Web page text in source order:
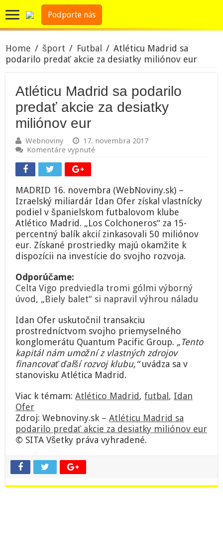
Podporte nás
Home / šport / Futbal / Atléticu Madrid sa
podarilo predať akcie za desiatky miliónov eur
Atléticu Madrid sa podarilo
predať akcie za desiatky
miliónov eur
Webnoviny
17. novembra 2017
Komentáre vypnuté
podarilo
predať
akcie
za
desiatky
miliónov
eur
MADRID 16. novembra (WebNoviny.sk) –
Izraelský miliardár Idan Ofer získal vlastnícky
podiel v španielskom futbalovom klube
Atlético Madrid. „Los Colchoneros“ za 15-
percentný balík akcií zinkasovali 50 miliónov
eur. Získané prostriedky majú okamžite k
dispozícii na investície do svojho rozvoja.
Odporúčame:
Celta Vigo predviedla tromi gólmi výborný
úvod, „Biely balet“ si napravil výhrou náladu
Idan Ofer uskutočnil transakciu
prostredníctvom svojho priemyselného
konglomerátu Quantum Pacific Group. „Tento
kapitál nám umožní z vlastných zdrojov
financovať ďalší rozvoj klubu,“uvádza sa v
stanovisku Atlética Madrid.
Viac k témam:Atlético Madrid,futbal , Idan
Ofer
Zdroj: Webnoviny.sk –Atléticu Madrid sa
podarilo predať akcie za desiatky miliónov eur
© SITA Všetky práva vyhradené.